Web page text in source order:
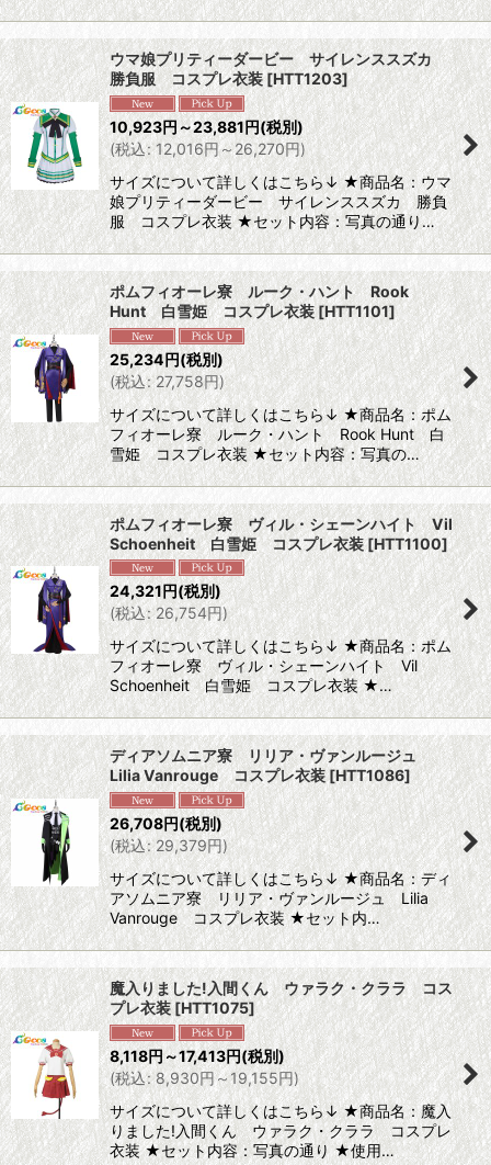
ウマ娘プリティーダービー サイレンススズカ
勝負服 コスプレ衣装 [HTT1203]
10,923円～23,881円(税別)
(税込: 12,016円～26,270円)
サイズについて詳しくはこちら↓ ★商品名：ウマ
娘プリティーダービー サイレンススズカ 勝負
服 コスプレ衣装 ★セット内容：写真の通り…
ポムフィオーレ寮 ルーク・ハント Rook
Hunt 白雪姫 コスプレ衣装[HTT1101]
25,234円(税別)
(税込: 27,758円)
サイズについて詳しくはこちら↓ ★商品名：ポム
フィオーレ寮 ルーク・ハント Rook Hunt 白
雪姫 コスプレ衣装 ★セット内容：写真の…
ポムフィオーレ寮 ヴィル・シェーンハイト Vil
Schoenheit 白雪姫 コスプレ衣装 [HTT1100]
24,321円(税別)
(税込: 26,754円)
サイズについて詳しくはこちら↓ ★商品名：ポム
フィオーレ寮 ヴィル・シェーンハイト Vil
Schoenheit 白雪姫 コスプレ衣装 ★…
ディアソムニア寮 リリア・ヴァンルージュ
Lilia Vanrouge コスプレ衣装 [HTT1086]
26,708円(税別)
(税込: 29,379円)
サイズについて詳しくはこちら↓ ★商品名：ディ
アソムニア寮 リリア・ヴァンルージュ Lilia
Vanrouge コスプレ衣装 ★セット内…
魔入りました!入間くん ウァラク・クララ コス
プレ衣装[HTT1075]
8,118円～17,413円(税別)
(税込: 8,930円～19,155円)
サイズについて詳しくはこちら↓ ★商品名：魔入
りました!入間くん ウァラク・クララ コスプレ
衣装 ★セット内容：写真の通り ★使用…